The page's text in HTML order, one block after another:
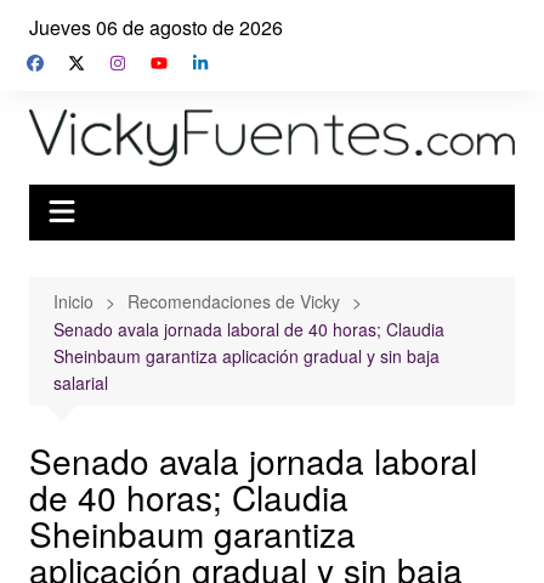
Saltar
contenido
Jueves 06 de agosto de 2026
Inicio
Recomendaciones de Vicky
Senado avala jornada laboral de 40 horas; Claudia
Sheinbaum garantiza aplicación gradual y sin baja
salarial
Senado avala jornada laboral
de 40 horas; Claudia
Sheinbaum garantiza
aplicación gradual y sin baja